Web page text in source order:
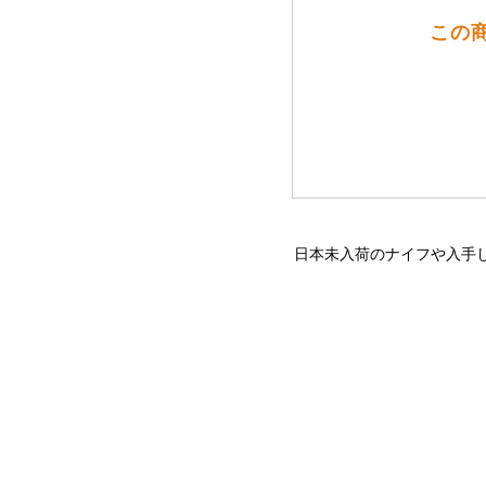
この
日本未入荷のナイフや入手